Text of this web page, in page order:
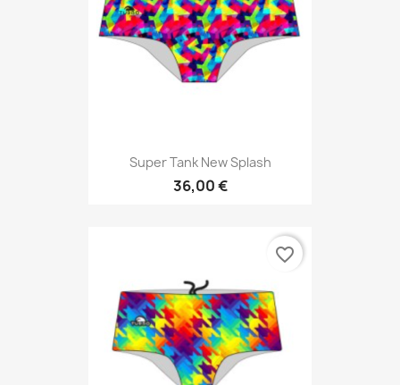
Super Tank New Splash
36,00 €
favorite_border